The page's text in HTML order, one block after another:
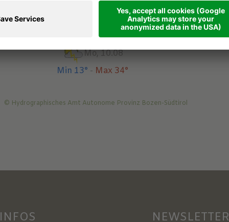
Vorhersagen
Mo, 10.08
Min 13° - Max 34°
© Hydrographisches Amt Autonome Provinz Bozen-Südtirol
INFOS NEWSLETTER